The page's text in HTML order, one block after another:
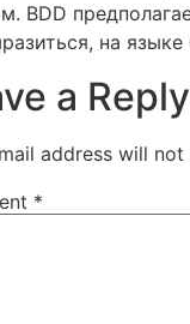
BDD
на языке
a Reply
address will not
*